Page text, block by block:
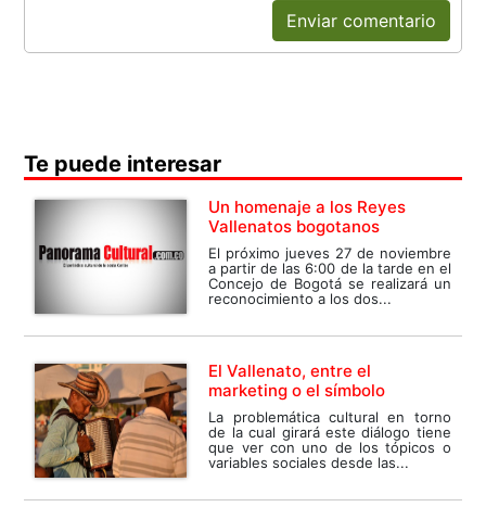
Enviar comentario
Te puede interesar
Un homenaje a los Reyes
Vallenatos bogotanos
El próximo jueves 27 de noviembre
a partir de las 6:00 de la tarde en el
Concejo de Bogotá se realizará un
reconocimiento a los dos...
El Vallenato, entre el
marketing o el símbolo
La problemática cultural en torno
de la cual girará este diálogo tiene
que ver con uno de los tópicos o
variables sociales desde las...